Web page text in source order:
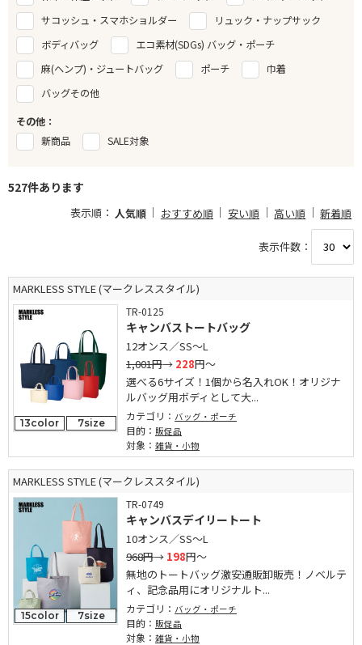
サコッシュ・スマホショルダー
リュック・ナップサック
ボディバッグ
エコ素材(SDGs) バッグ・ポーチ
麻(ヘンプ)・ジュートバッグ
ポーチ
巾着
バッグその他
その他：
新商品
SALE対象
527件あります
表示順： 人気順 おすすめ順 安い順 高い順 新着順
表示件数：
MARKLESS STYLE (マークレススタイル)
13color 7size
TR-0125
キャンバストートバッグ
12オンス／SS～L
1,001円→ 228円～
選べる6サイズ！1個から名入れOK！オリジナ
ルバッグ用ボディとして大...
カテゴリ： バッグ・ポーチ
目的： 販促品
対象： 雑貨・小物
MARKLESS STYLE (マークレススタイル)
15color 7size
TR-0749
キャンバスデイリートート
10オンス／SS～L
968円→ 198円～
無地のトートバッグ激安通販卸販売！ノベルテ
ィ、記念品用にオリジナルト...
カテゴリ： バッグ・ポーチ
目的： 販促品
対象： 雑貨・小物